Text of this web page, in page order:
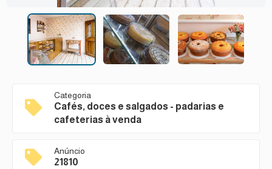
Categoria
Cafés, doces e salgados - padarias e
cafeterias à venda
Anúncio
21810